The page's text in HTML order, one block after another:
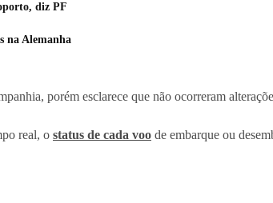
diz PF
na Alemanha
porém esclarece que não ocorreram
real, o status de cada voo de embarque ou